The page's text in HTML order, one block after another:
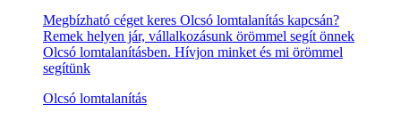
Megbízható céget keres Olcsó lomtalanítás kapcsán?
Remek helyen jár, vállalkozásunk örömmel segít önnek
Olcsó lomtalanításben. Hívjon minket és mi örömmel
segítünk
Olcsó lomtalanítás